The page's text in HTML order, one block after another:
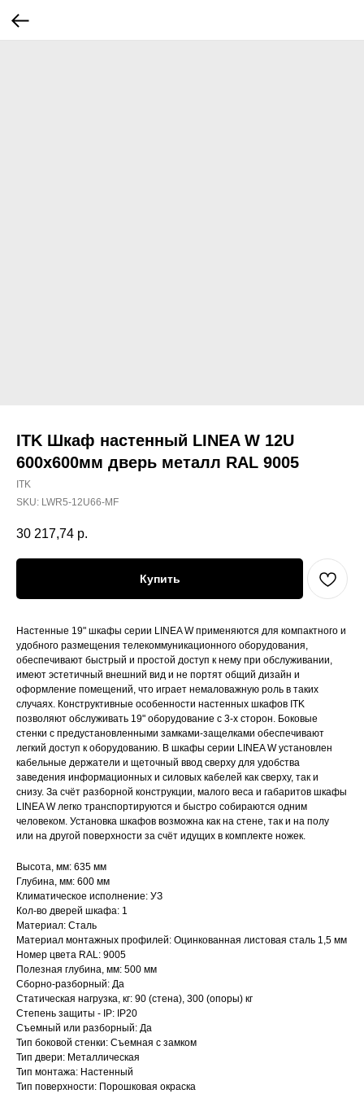
ITK Шкаф настенный LINEA W 12U
600х600мм дверь металл RAL 9005
ITK
SKU: LWR5-12U66-MF
30 217,74 р.
Купить
Настенные 19" шкафы серии LINEA W применяются для компактного и
удобного размещения телекоммуникационного оборудования,
обеспечивают быстрый и простой доступ к нему при обслуживании,
имеют эстетичный внешний вид и не портят общий дизайн и
оформление помещений, что играет немаловажную роль в таких
случаях. Конструктивные особенности настенных шкафов ITK
позволяют обслуживать 19" оборудование с 3-х сторон. Боковые
стенки с предустановленными замками-защелками обеспечивают
легкий доступ к оборудованию. В шкафы серии LINEA W установлен
кабельные держатели и щеточный ввод сверху для удобства
заведения информационных и силовых кабелей как сверху, так и
снизу. За счёт разборной конструкции, малого веса и габаритов шкафы
LINEA W легко транспортируются и быстро собираются одним
человеком. Установка шкафов возможна как на стене, так и на полу
или на другой поверхности за счёт идущих в комплекте ножек.
Высота, мм: 635 мм
Глубина, мм: 600 мм
Климатическое исполнение: УЗ
Кол-во дверей шкафа: 1
Материал: Сталь
Материал монтажных профилей: Оцинкованная листовая сталь 1,5 мм
Номер цвета RAL: 9005
Полезная глубина, мм: 500 мм
Сборно-разборный: Да
Статическая нагрузка, кг: 90 (стена), 300 (опоры) кг
Степень защиты - IP: IP20
Съемный или разборный: Да
Тип боковой стенки: Съемная с замком
Тип двери: Металлическая
Тип монтажа: Настенный
Тип поверхности: Порошковая окраска